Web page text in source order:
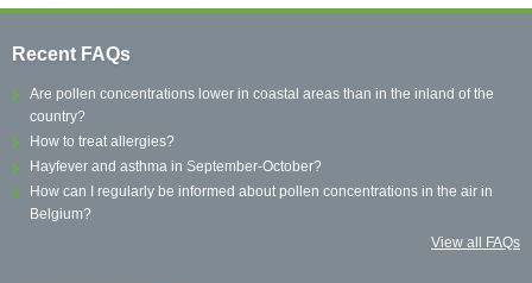
Recent FAQs
Are pollen concentrations lower in coastal areas than in the inland of the
country?
How to treat allergies?
Hayfever and asthma in September-October?
How can I regularly be informed about pollen concentrations in the air in
Belgium?
View all FAQs